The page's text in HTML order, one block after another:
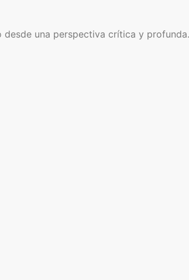
una perspectiva crítica y